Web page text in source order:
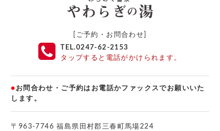
[ご予約・お問合わせ]
TEL.0247-62-2153
タップすると電話がかけられます。
● お問合わせ・ご予約はお電話かファックスでお願いいた
します。
〒963-7746 福島県田村郡三春町馬場224